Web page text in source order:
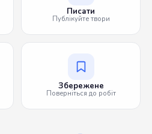
Писати
Публікуйте твори
Збережене
Поверніться до робіт